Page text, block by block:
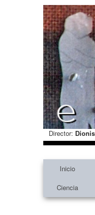
Director:
Inicio
Ciencia